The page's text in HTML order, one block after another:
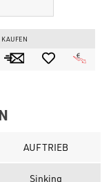
KAUFEN
AUFTRIEB
Sinking